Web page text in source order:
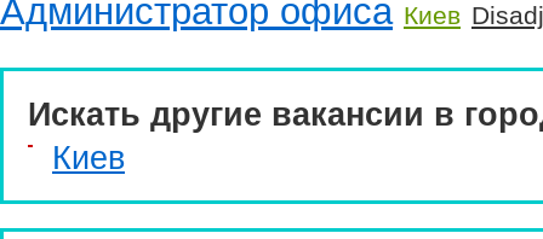
Администратор офиса Киев
Искать другие вакансии в
Киев